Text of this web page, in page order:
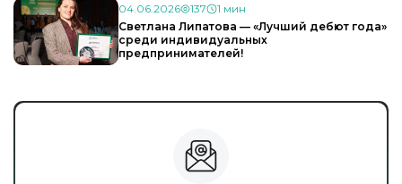
04.06.2026 137
1 мин
Светлана Липатова — «Лучший дебют года»
среди индивидуальных
предпринимателей!